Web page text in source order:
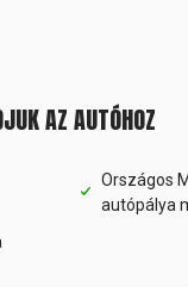
AZ AUTÓHOZ
Országos
autópálya